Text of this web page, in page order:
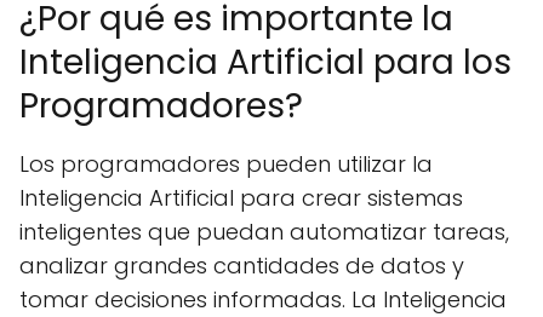
¿Por qué es importante la
Inteligencia Artificial para los
Programadores?
Los programadores pueden utilizar la
Inteligencia Artificial para crear sistemas
inteligentes que puedan automatizar tareas,
analizar grandes cantidades de datos y
tomar decisiones informadas. La Inteligencia